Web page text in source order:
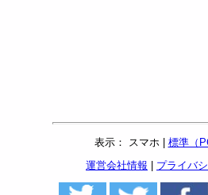
表示： スマホ | 標準（
運営会社情報
プライバ